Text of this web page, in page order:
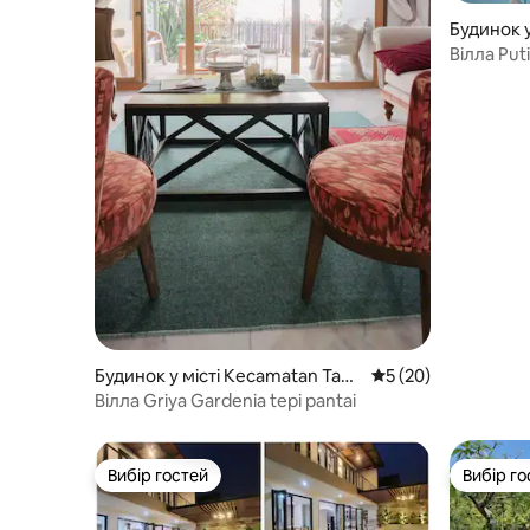
Будинок у місті Kecamatan Tahu
nan
Середня оцінка: 5 з
5 (20)
Вілла Griya Gardenia tepi pantai
Будинок
Вілла
Вибір гостей
Вибір гостей Вибір
Вибір